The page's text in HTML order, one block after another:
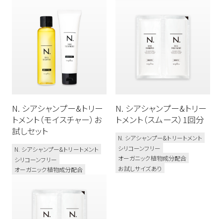
N. シアシャンプー&トリー
トメント（モイスチャー）お
試しセット
N. シアシャンプー&トリートメント
シリコーンフリー
オーガニック植物成分配合
N. シアシャンプー&トリー
トメント（スムース）1回分
N. シアシャンプー&トリートメント
シリコーンフリー
オーガニック植物成分配合
お試しサイズあり